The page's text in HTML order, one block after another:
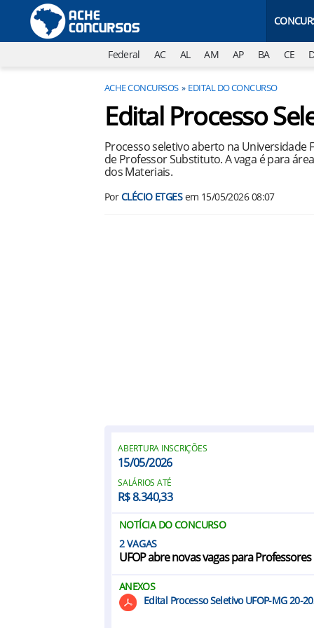
Federal AC AL AM AP BA CE
ACHE CONCURSOS EDITAL DO CONCURSO
Edital Processo
Processo seletivo aberto na Universidade
de Professor Substituto. A vaga é para
dos Materiais.
PorCLÉCIO ETGESem 15/05/2026 08:07
ABERTURA INSCRIÇÕES
15/05/2026
SALÁRIOS ATÉ
R$ 8.340,33
NOTÍCIA DO CONCURSO
2
UFOP abre novas vagas para
ANEXOS
Edital Processo Seletivo UFOP-MG 20-